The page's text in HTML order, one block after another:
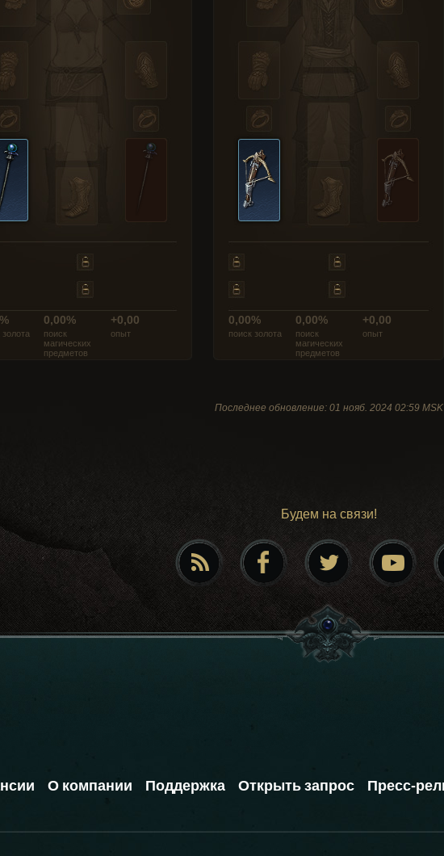
золота
0,00%
поиск
магических
предметов
+0,00
опыт
0,00%
поиск золота
0,00%
поиск
магических
предметов
+0,00
опыт
Последнее обновление: 01 нояб. 2024 02:59 MSK
Будем на связи!